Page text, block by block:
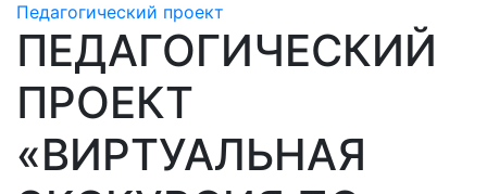
Педагогический проект
ПЕДАГОГИЧЕСКИЙ
ПРОЕКТ
«ВИРТУАЛЬНАЯ